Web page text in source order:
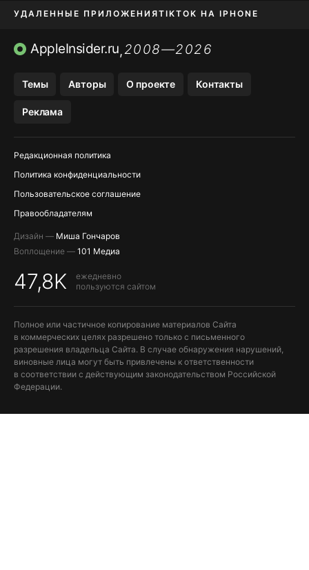
УДАЛЕННЫЕ ПРИЛОЖЕНИЯTIKTOK НА IPHONE
ПРИЛОЖЕНИЯ БЕЗ APP STORE
AppleInsider.ru,2008—2026
Темы Авторы О проекте Контакты
Реклама
Редакционная политика
Политика конфиденциальности
Пользовательское соглашение
Правообладателям
Дизайн — Миша Гончаров
Воплощение — 101 Медиа
47,8K
ежедневно
пользуются сайтом
Полное или частичное копирование материалов Сайта
в коммерческих целях разрешено только с письменного
разрешения владельца Сайта. В случае обнаружения нарушений,
виновные лица могут быть привлечены к ответственности
в соответствии с действующим законодательством Российской
Федерации.